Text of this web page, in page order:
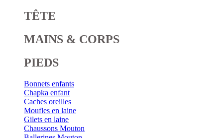
TÊTE
MAINS & CORPS
PIEDS
Bonnets enfants
Chapka enfant
Caches oreilles
Moufles en laine
Gilets en laine
Chaussons Mouton